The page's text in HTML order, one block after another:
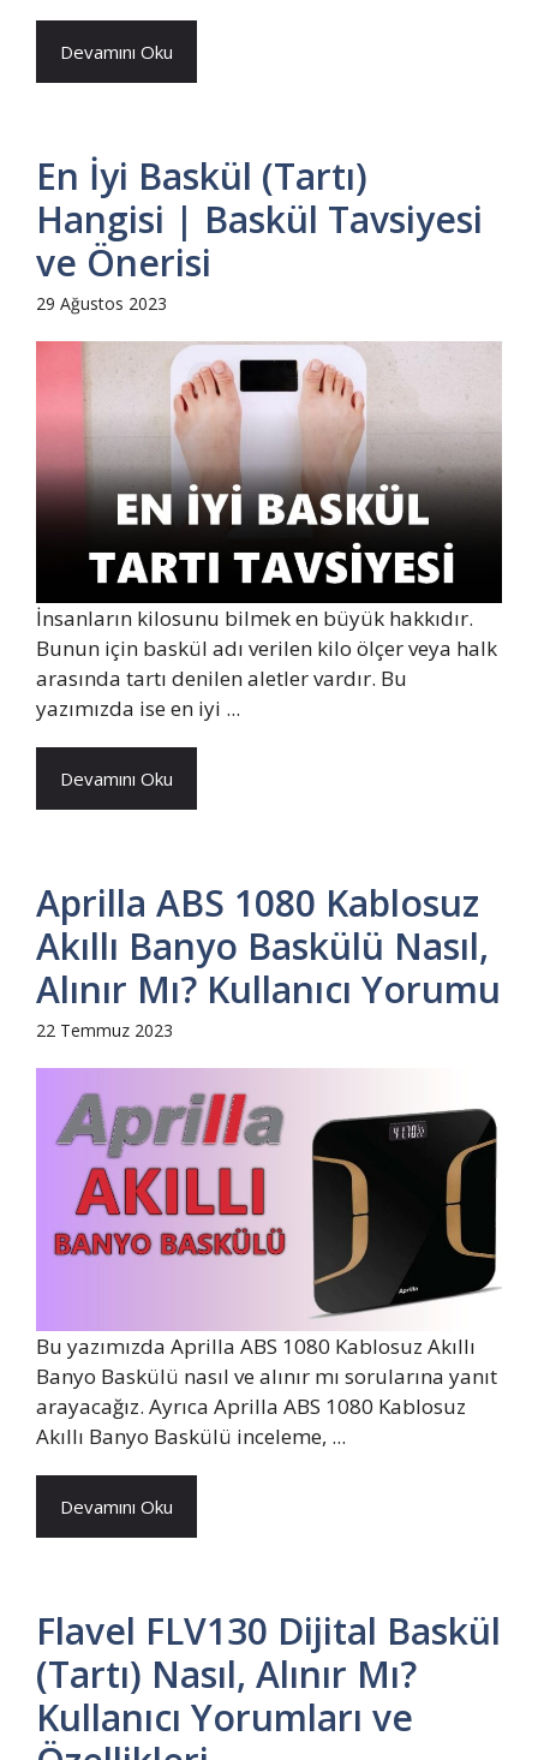
Devamını Oku
En İyi Baskül (Tartı)
Hangisi | Baskül Tavsiyesi
ve Önerisi
29 Ağustos 2023
İnsanların kilosunu bilmek en büyük hakkıdır.
Bunun için baskül adı verilen kilo ölçer veya halk
arasında tartı denilen aletler vardır. Bu
yazımızda ise en iyi ...
Devamını Oku
Aprilla ABS 1080 Kablosuz
Akıllı Banyo Baskülü Nasıl,
Alınır Mı? Kullanıcı Yorumu
22 Temmuz 2023
Bu yazımızda Aprilla ABS 1080 Kablosuz Akıllı
Banyo Baskülü nasıl ve alınır mı sorularına yanıt
arayacağız. Ayrıca Aprilla ABS 1080 Kablosuz
Akıllı Banyo Baskülü inceleme, ...
Devamını Oku
Flavel FLV130 Dijital Baskül
(Tartı) Nasıl, Alınır Mı?
Kullanıcı Yorumları ve